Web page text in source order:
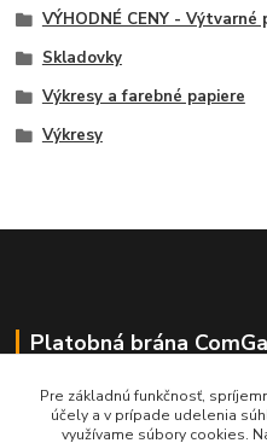
VÝHODNÉ CENY - Výtvarné
Skladovky
Výkresy a farebné papiere
Výkresy
Platobná brána
Pre základnú funkčnosť,
účely a v prípade udelenia
využívame súbory cookies.